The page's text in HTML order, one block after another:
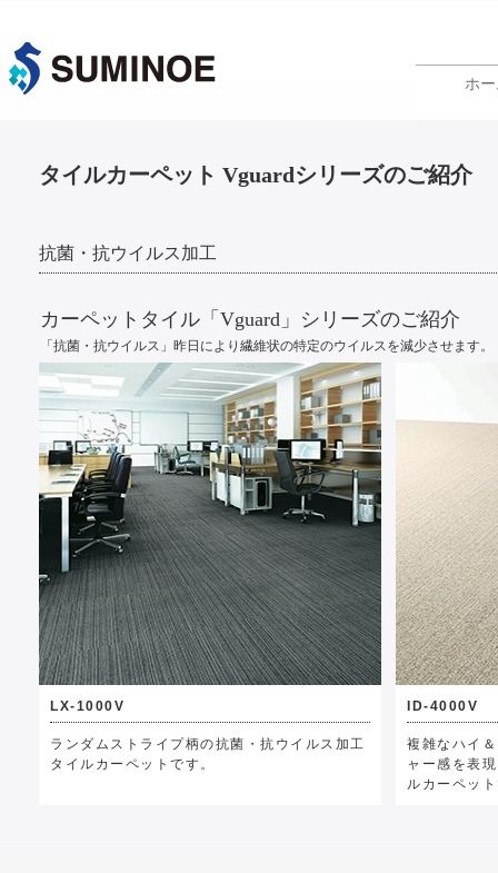
ホ
タイルカーペット Vguardシリーズのご紹介
抗菌・抗ウイルス加工
カーペットタイル「Vguard」シリーズのご紹介
「抗菌・抗ウイルス」昨日により繊維状の特定のウイルスを減少させます。
LX-1000V
ランダムストライプ柄の抗菌・抗ウイルス加工
タイルカーペットです。
ID-4000V
複雑なハイ
ャー感を表
ルカーペッ